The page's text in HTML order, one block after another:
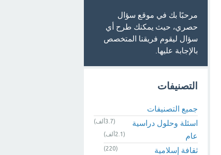
مرحبًا بك في موقع سؤال
حصري، حيث يمكنك طرح أي
سؤال ليقوم فريقنا المتخصص
بالإجابة عليها.
التصنيفات
جميع التصنيفات
اسئلة وحلول دراسية
(3.7ألف)
عام (2.1ألف)
ثقافة إسلامية (220)